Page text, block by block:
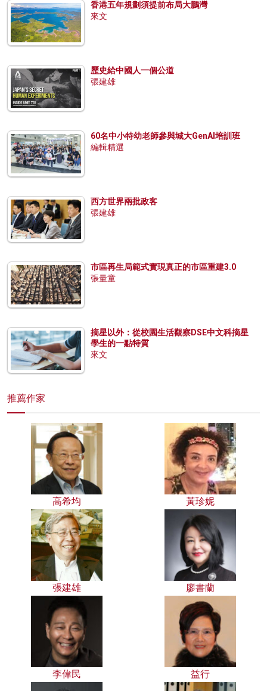
香港五年規劃須提前布局大鵬灣
來文
歷史給中國人一個公道
張建雄
60名中小特幼老師參與城大GenAI培訓班
編輯精選
西方世界兩批政客
張建雄
市區再生局範式實現真正的市區重建3.0
張量童
摘星以外：從校園生活觀察DSE中文科摘星
學生的一點特質
來文
推薦作家
高希均 黃珍妮
張建雄 廖書蘭
李偉民 益行